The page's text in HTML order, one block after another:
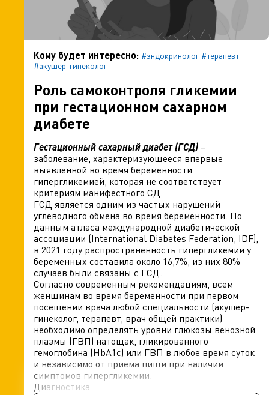
Кому будет интересно: #эндокринолог #терапевт
#акушер-гинеколог
Роль самоконтроля гликемии
при гестационном сахарном
диабете
Гестационный сахарный диабет (ГСД) –
заболевание, характеризующееся впервые
выявленной во время беременности
гипергликемией, которая не соответствует
критериям манифестного СД.
ГСД является одним из частых нарушений
углеводного обмена во время беременности. По
данным атласа международной диабетической
ассоциации (International Diabetes Federation, IDF),
в 2021 году распространенность гипергликемии у
беременных составила около 16,7%, из них 80%
случаев были связаны с ГСД.
Согласно современным рекомендациям, всем
женщинам во время беременности при первом
посещении врача любой специальности (акушер-
гинеколог, терапевт, врач общей практики)
необходимо определять уровни глюкозы венозной
плазмы (ГВП) натощак, гликированного
гемоглобина (HbA1c) или ГВП в любое время суток
и независимо от приема пищи при наличии
симптомов гипергликемии.
Диагностика